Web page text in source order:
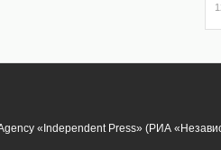
«Independent Press» (РИА